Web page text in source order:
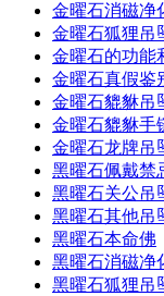
金曜石消磁净
金曜石狐狸吊
金曜石的功能
金曜石真假鉴
金曜石貔貅吊
金曜石貔貅手
金曜石龙牌吊
黑曜石佩戴禁
黑曜石关公吊
黑曜石其他吊
黑曜石本命佛
黑曜石消磁净
黑曜石狐狸吊